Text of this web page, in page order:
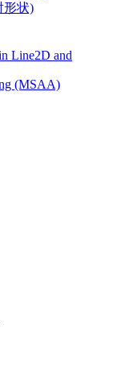
形状)
Line2D and
(MSAA)